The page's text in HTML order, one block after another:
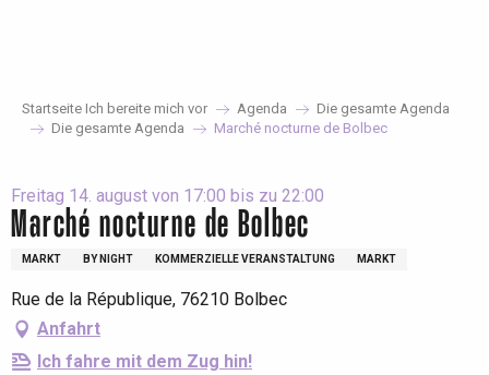
Startseite Ich bereite mich vor Agenda
Die gesamte Agenda
Die gesamte Agenda
Marché nocturne de Bolbec
Freitag 14. august von 17:00 bis zu 22:00
Marché nocturne de Bolbec
MARKT BY NIGHT KOMMERZIELLE VERANSTALTUNG MARKT
Rue de la République, 76210 Bolbec
Anfahrt
Ich fahre mit dem Zug hin!